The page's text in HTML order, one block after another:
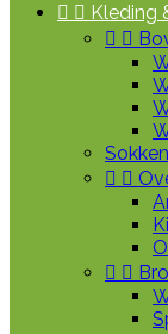
  Kleding
 
 
 